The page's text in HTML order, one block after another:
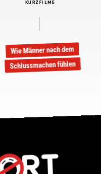
KURZFILME